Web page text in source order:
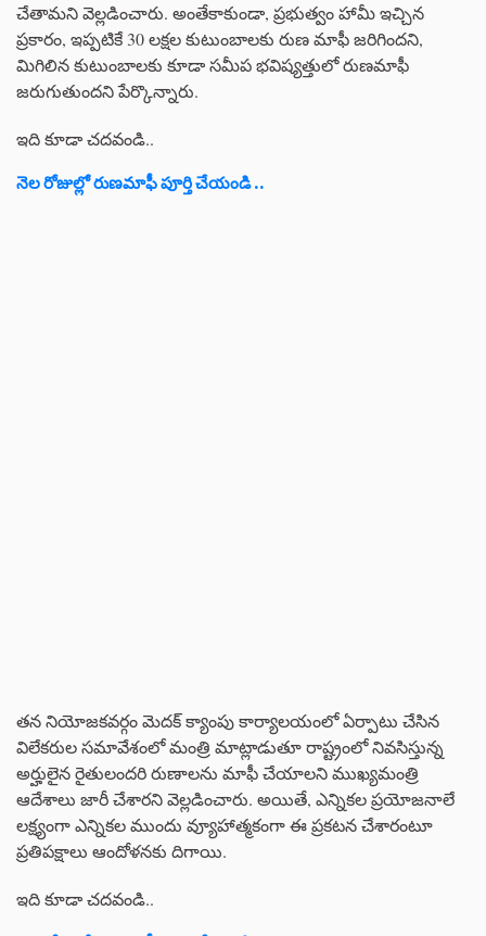
చేతామని వెల్లడించారు. అంతేకాకుండా, ప్రభుత్వం హామీ ఇచ్చిన
ప్రకారం, ఇప్పటికే 30 లక్షల కుటుంబాలకు రుణ మాఫీ జరిగిందని,
మిగిలిన కుటుంబాలకు కూడా సమీప భవిష్యత్తులో రుణమాఫీ
జరుగుతుందని పేర్కొన్నారు.
ఇది కూడా చదవండి..
నెల రోజుల్లో రుణమాఫీ పూర్తి చేయండి ..
తన నియోజకవర్గం మెదక్ క్యాంపు కార్యాలయంలో ఏర్పాటు చేసిన
విలేకరుల సమావేశంలో మంత్రి మాట్లాడుతూ రాష్ట్రంలో నివసిస్తున్న
అర్హులైన రైతులందరి రుణాలను మాఫీ చేయాలని ముఖ్యమంత్రి
ఆదేశాలు జారీ చేశారని వెల్లడించారు. అయితే, ఎన్నికల ప్రయోజనాలే
లక్ష్యంగా ఎన్నికల ముందు వ్యూహాత్మకంగా ఈ ప్రకటన చేశారంటూ
ప్రతిపక్షాలు ఆందోళనకు దిగాయి.
ఇది కూడా చదవండి..